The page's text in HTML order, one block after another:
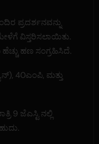
ಪ್ರದರ್ಶನವನ್ನು
ವಿಸ್ತರಿಸಲಾಯಿತು.
ಹಣ ಸಂಗ್ರಹಿಸಿದೆ.
40ಎಂಪಿ, ಮತ್ತು
9 ಜೆಎಸ್ಟಿ ನಲ್ಲಿ